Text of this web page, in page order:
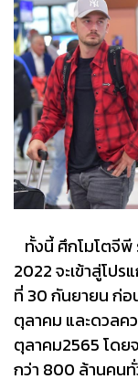
ทั้งนี้ ศึกโมโตจีพี
2022 จะเข้าสู่โป
ที่ 30 กันยายน ก่อ
ตุลาคม และดวลค
ตุลาคม2565 โดย
กว่า 800 ล้านคน